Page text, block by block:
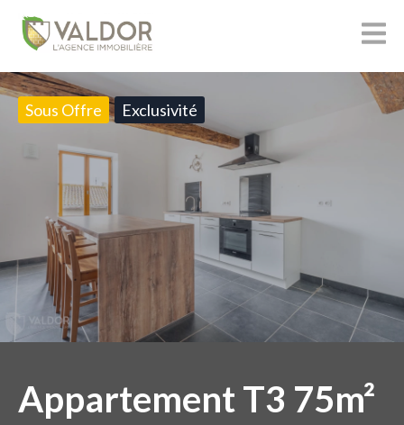
Sous Offre Exclusivité
Appartement T3 75m²